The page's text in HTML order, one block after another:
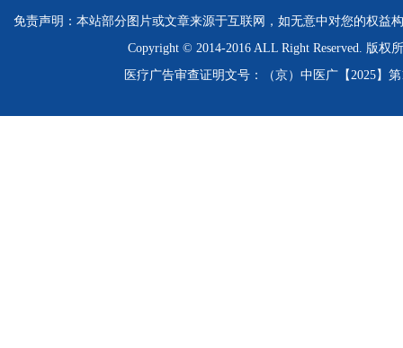
免责声明：本站部分图片或文章来源于互联网，如无意中对您的权益
Copyright © 2014-2016 ALL Right Reserved. 版
医疗广告审查证明文号：（京）中医广【2025】